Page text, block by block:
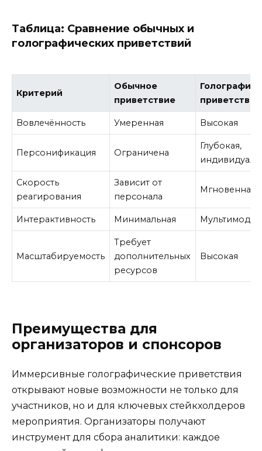
Таблица: Сравнение обычных и
голографических приветствий
Критерий
Обычное
приветствие
приветствие
Вовлечённость Умеренная Высокая
Персонификация Ограничена
Глубокая,
Скорость
реагирования
Зависит от
персонала
Мгновенная
Интерактивность Минимальная
Масштабируемость
Требует
дополнительных
ресурсов
Высокая
Преимущества для
организаторов и спонсоров
Иммерсивные голографические приветствия
открывают новые возможности не только для
участников, но и для ключевых стейкхолдеров
мероприятия. Организаторы получают
инструмент для сбора аналитики: каждое